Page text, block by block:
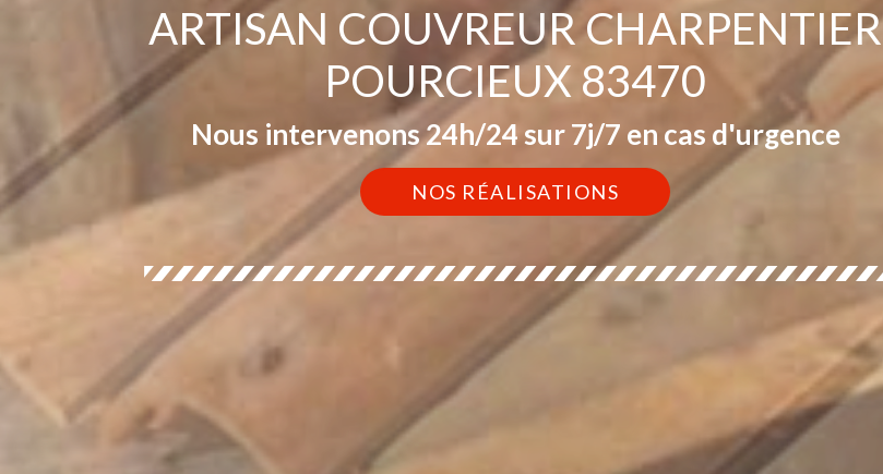
ARTISAN COUVREUR CHARPENTIER
POURCIEUX 83470
Nous intervenons 24h/24 sur 7j/7 en cas d'urgence
NOS RÉALISATIONS